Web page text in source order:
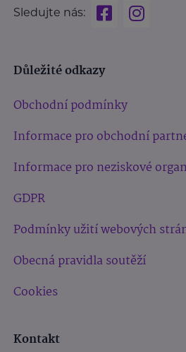
Sledujte nás:
Důležité odkazy
Obchodní podmínky
Informace pro obchodní
Informace pro neziskové
GDPR
Podmínky užití webových
Obecná pravidla soutěží
Cookies
Kontakt